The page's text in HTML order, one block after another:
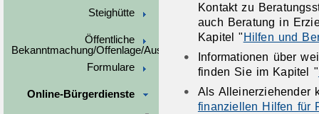
Steighütte
Öffentliche
Bekanntmachung/Offenlage/Ausschreibungen
Formulare
Online-Bürgerdienste
Kontakt zu
auch Beratung in
Kapitel " Hilfen und
Informationen über
finden Sie im Kapitel "
Als Alleinerziehender
finanziellen Hilfen für